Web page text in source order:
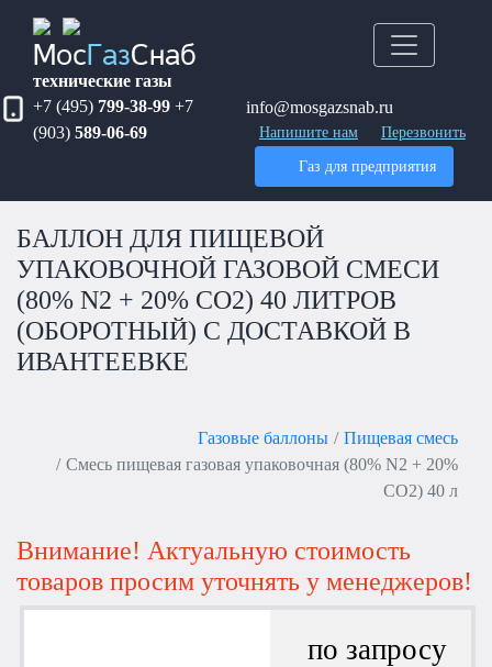
Мос ГазСнаб
технические газы
+7 (495) 799-38-99 +7
(903) 589-06-69
info@mosgazsnab.ru
Напишите нам Перезвонить
Газ для предприятия
БАЛЛОН ДЛЯ ПИЩЕВОЙ
УПАКОВОЧНОЙ ГАЗОВОЙ СМЕСИ
(80% N2 + 20% CO2) 40 ЛИТРОВ
(ОБОРОТНЫЙ) С ДОСТАВКОЙ В
ИВАНТЕЕВКЕ
Газовые баллоны
Пищевая смесь
Смесь пищевая газовая упаковочная (80% N2 + 20%
CO2) 40 л
Внимание! Актуальную стоимость
товаров просим уточнять у менеджеров!
по запросу